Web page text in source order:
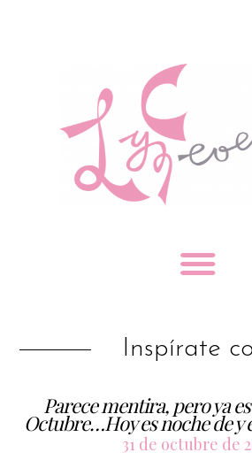
Inspírate
Parece mentira, pero ya
Octubre…Hoy es noche de
31 de octubre de